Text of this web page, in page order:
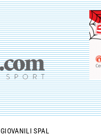
GIOVANILI SPAL